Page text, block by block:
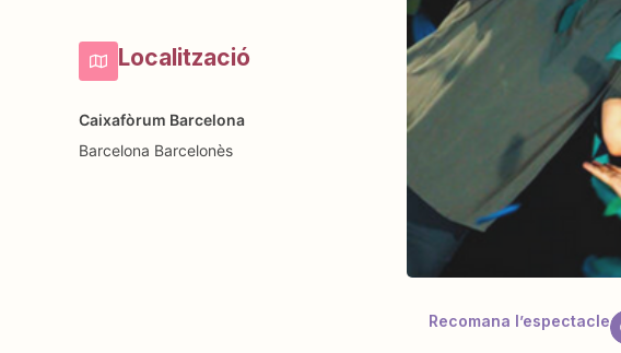
Localització
Caixafòrum Barcelona
Barcelona Barcelonès
Recomana l’espectacle